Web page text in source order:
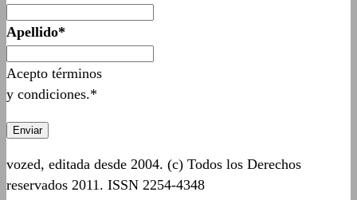
Apellido*
Acepto términos
y condiciones.*
vozed, editada desde 2004. (c) Todos los Derechos
reservados 2011. ISSN 2254-4348